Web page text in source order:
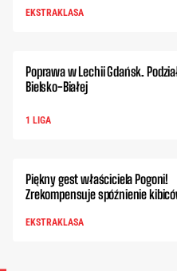
EKSTRAKLASA
Poprawa w Lechii Gdańsk.
Bielsko-Białej
1 LIGA
Piękny gest właściciela Pogoni!
Zrekompensuje spóźnienie
EKSTRAKLASA